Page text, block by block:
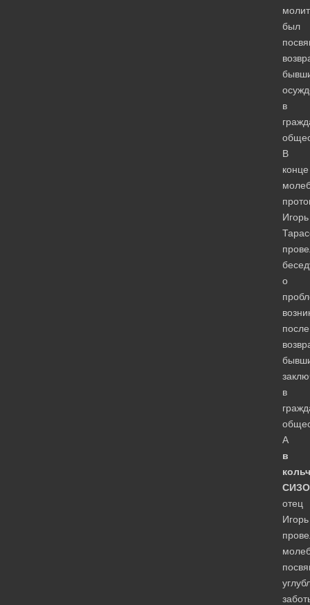
был
в
В
конце
Игорь
о
после
в
А
в
отец
Игорь